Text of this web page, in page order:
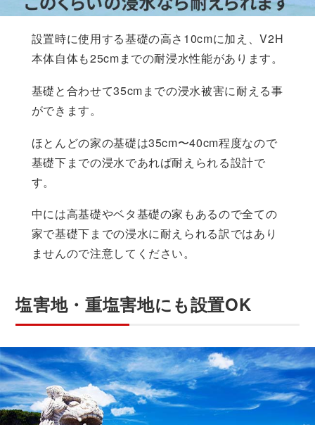
設置時に使用する基礎の高さ10cmに加え、V2H
本体自体も25cmまでの耐浸水性能があります。
基礎と合わせて35cmまでの浸水被害に耐える事
ができます。
ほとんどの家の基礎は35cm〜40cm程度なので
基礎下までの浸水であれば耐えられる設計で
す。
中には高基礎やベタ基礎の家もあるので全ての
家で基礎下までの浸水に耐えられる訳ではあり
ませんので注意してください。
塩害地・重塩害地にも設置OK